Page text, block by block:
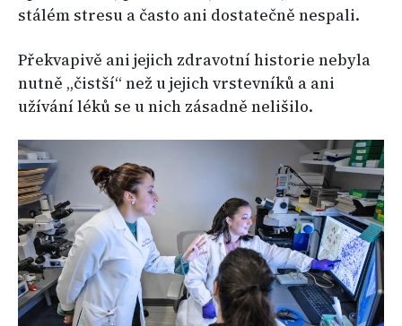
stálém stresu a často ani dostatečně nespali.
Překvapivě ani jejich zdravotní historie nebyla
nutně „čistší“ než u jejich vrstevníků a ani
užívání léků se u nich zásadně nelišilo.